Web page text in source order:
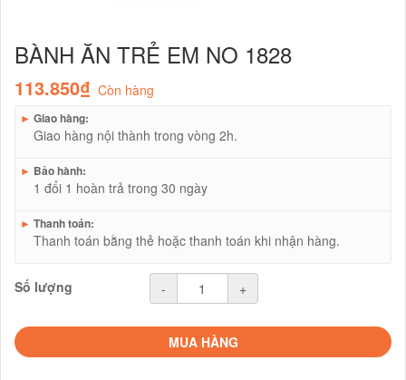
BÀNH ĂN TRẺ EM NO 1828
113.850₫ Còn hàng
► Giao hàng:
Giao hàng nội thành trong vòng 2h.
► Bảo hành:
1 đổi 1 hoàn trả trong 30 ngày
► Thanh toán:
Thanh toán bằng thẻ hoặc thanh toán khi nhận hàng.
Số lượng - +
MUA HÀNG